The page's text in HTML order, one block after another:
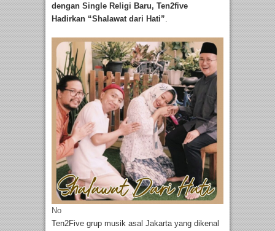
dengan Single Religi Baru, Ten2five
Hadirkan “Shalawat dari Hati”.
No
Ten2Five grup musik asal Jakarta yang dikenal